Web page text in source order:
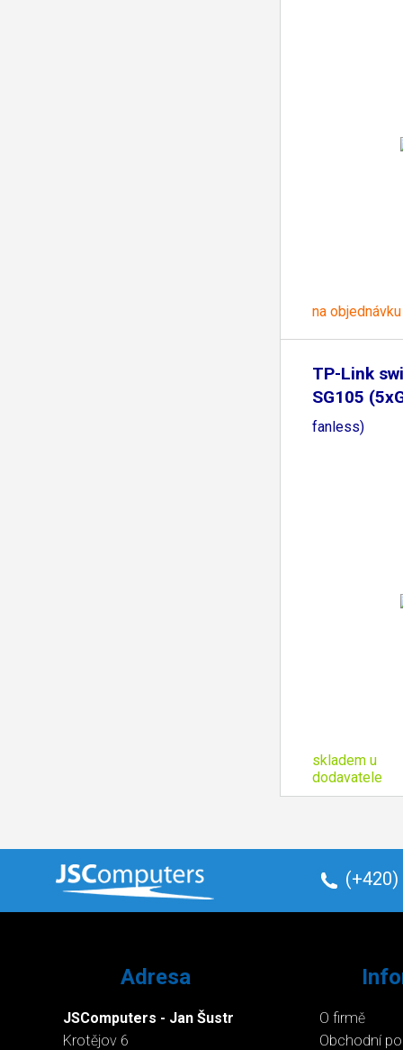
na objednávku
TP-Link
SG105
fanless)
skladem u
dodavatele
(+420)
Adresa
JSComputers - Jan Šustr
Krotějov 6
O firmě
Obchodní